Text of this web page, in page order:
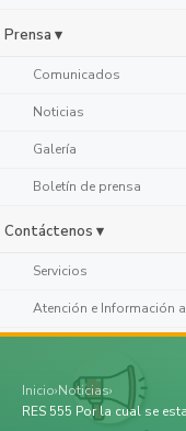
Prensa ▾
Comunicados
Noticias
Galería
Boletín de prensa
Contáctenos ▾
Servicios
Atención e Información
Inicio›Noticias›
RES 555 Por la cual se